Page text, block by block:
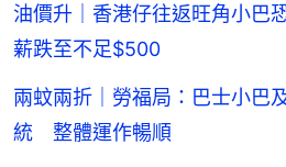
油價升｜香港仔往返旺角小巴
薪跌至不足$500
兩蚊兩折｜勞福局：巴士小巴
統 整體運作暢順